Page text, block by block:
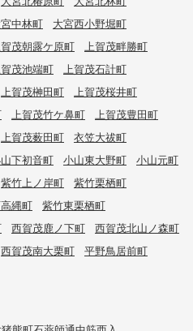
中林町
大宮西小野堀町
茂朝露ケ原町
上賀茂畔勝町
茂池端町
上賀茂石計町
上賀茂榊田町
上賀茂桜井町
上賀茂竹ケ鼻町
上賀茂豊田町
上賀茂薮田町
衣笠大祓町
下初音町 小山東大野町
小山元町
紫竹上ノ岸町
紫竹栗栖町
縄町
紫竹東栗栖町
西賀茂鹿ノ下町
西賀茂北山ノ森町
西賀茂南大栗町
平野鳥居前町